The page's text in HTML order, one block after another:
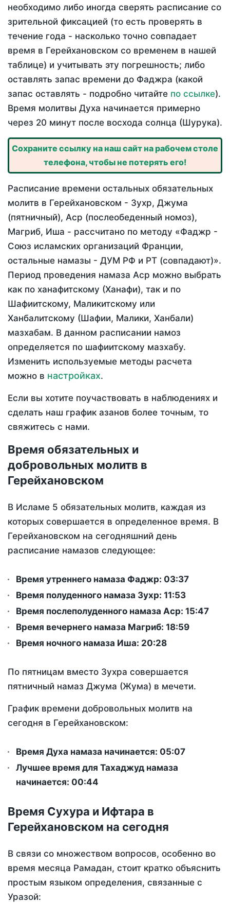
необходимо либо иногда сверять расписание со
зрительной фиксацией (то есть проверять в
течение года - насколько точно совпадает
время в Герейхановском со временем в нашей
таблице) и учитывать эту погрешность; либо
оставлять запас времени до Фаджра (какой
запас оставлять - подробно читайте по ссылке).
Время молитвы Духа начинается примерно
через 20 минут после восхода солнца (Шурука).
Сохраните ссылку на наш сайт на рабочем столе
телефона, чтобы не потерять его!
Расписание времени остальных обязательных
молитв в Герейхановском - Зухр, Джума
(пятничный), Аср (послеобеденный номоз),
Магриб, Иша - рассчитано по методу «Фаджр -
Союз исламских организаций Франции,
остальные намазы - ДУМ РФ и РТ (совпадают)».
Период проведения намаза Аср можно выбрать
как по ханафитскому (Ханафи), так и по
Шафиитскому, Маликитскому или
Ханбалитскому (Шафии, Малики, Ханбали)
мазхабам. В данном расписании намоз
определяется по шафиитскому мазхабу.
Изменить используемые методы расчета
можно в настройках.
Если вы хотите поучаствовать в наблюдениях и
сделать наш график азанов более точным, то
свяжитесь с нами.
Время обязательных и
добровольных молитв в
Герейхановском
В Исламе 5 обязательных молитв, каждая из
которых совершается в определенное время. В
Герейхановском на сегодняшний день
расписание намазов следующее:
Время утреннего намаза Фаджр: 03:37
Время полуденного намаза Зухр: 11:53
Время послеполуденного намаза Аср: 15:47
Время вечернего намаза Магриб: 18:59
Время ночного намаза Иша: 20:28
По пятницам вместо Зухра совершается
пятничный намаз Джума (Жума) в мечети.
График времени добровольных молитв на
сегодня в Герейхановском:
Время Духа намаза начинается: 05:07
Лучшее время для Тахаджуд намаза
начинается: 00:44
Время Сухура и Ифтара в
Герейхановском на сегодня
В связи со множеством вопросов, особенно во
время месяца Рамадан, стоит кратко объяснить
простым языком определения, связанные с
Уразой: